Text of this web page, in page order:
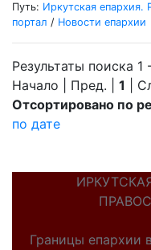
Путь: Иркутская епархия.
портал / Новости епархии
Результаты поиска 1
Начало | Пред. | 1 |
Отсортировано по
по дате
Границы епархии